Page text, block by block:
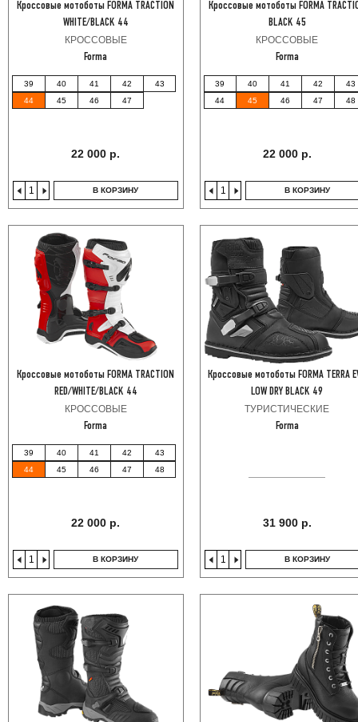
Кроссовые мотоботы FORMA TRACTION
WHITE/BLACK 44
КРОССОВЫЕ
Forma
39 40 41 42
43
44
45 46 47
22 000 р.
В КОРЗИНУ
Кроссовые мотоботы FORMA
BLACK 45
КРОССОВЫЕ
Forma
39 40 41 42
43
44
45 46 47 48
22 000 р.
В КОРЗИНУ
Кроссовые мотоботы FORMA TRACTION
RED/WHITE/BLACK 44
КРОССОВЫЕ
Forma
39 40 41 42
43
44
45 46 47 48
22 000 р.
В КОРЗИНУ
Кроссовые мотоботы FORMA TERRA
LOW DRY BLACK 49
ТУРИСТИЧЕСКИЕ
Forma
31 900 р.
В КОРЗИНУ